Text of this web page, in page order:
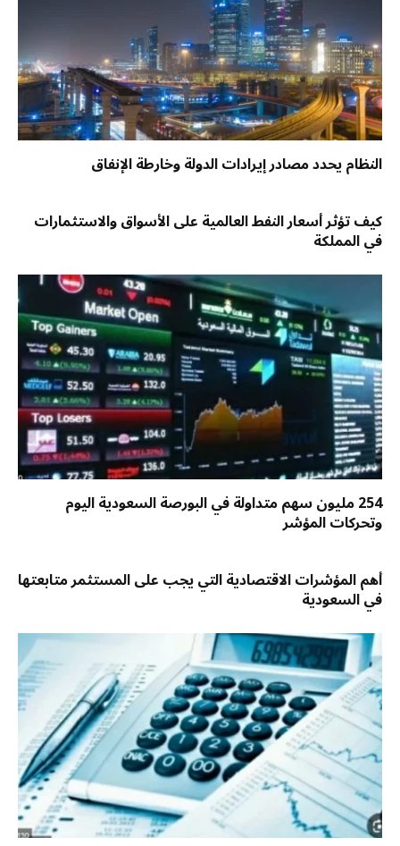
النظام يحدد مصادر إيرادات الدولة وخارطة الإنفاق
كيف تؤثر أسعار النفط العالمية على الأسواق والاستثمارات
في المملكة
254 مليون سهم متداولة في البورصة السعودية اليوم
وتحركات المؤشر
أهم المؤشرات الاقتصادية التي يجب على المستثمر متابعتها
في السعودية